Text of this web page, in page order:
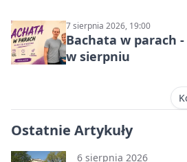
7 sierpnia 2026, 19:00
Bachata w parach
w sierpniu
Ostatnie Artykuły
6 sierpnia 2026